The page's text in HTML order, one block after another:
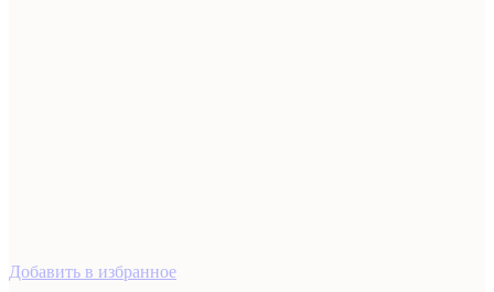
Добавить в избранное